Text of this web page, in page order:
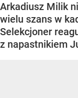
Arkadiusz Milik
wielu szans w
Selekcjoner
z napastnikiem